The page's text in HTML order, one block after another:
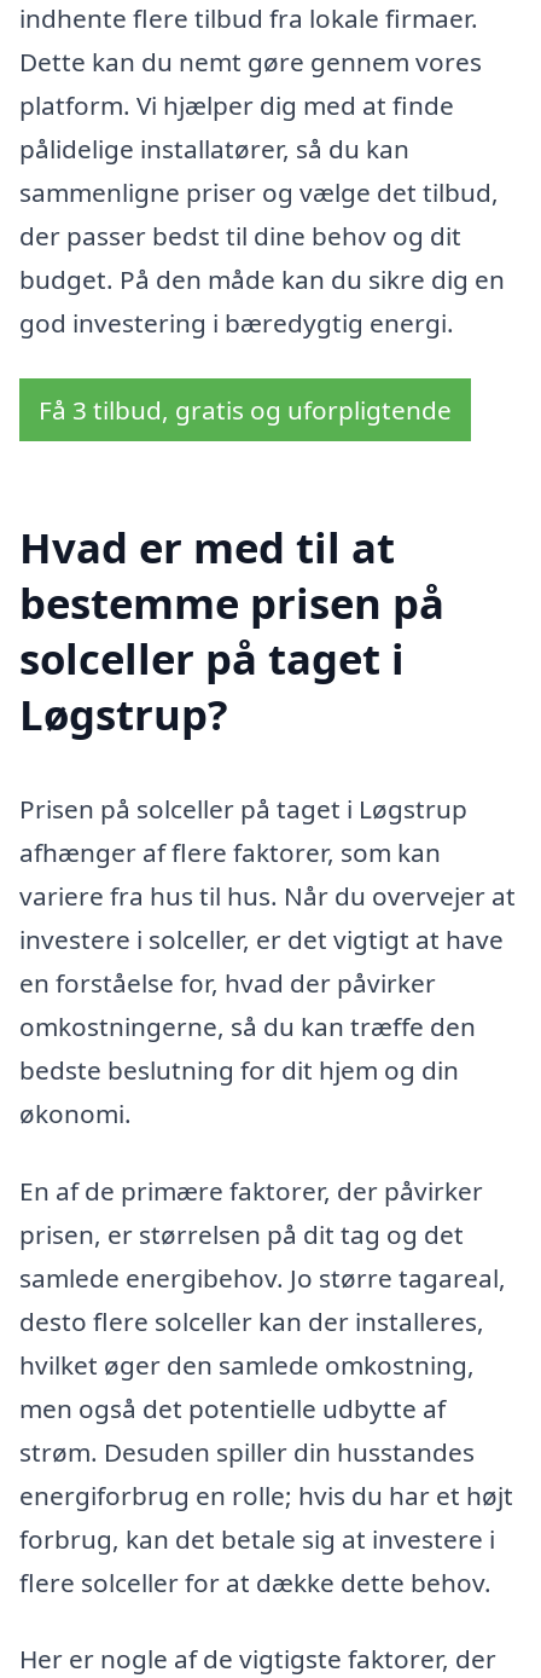
indhente flere tilbud fra lokale firmaer.
Dette kan du nemt gøre gennem vores
platform. Vi hjælper dig med at finde
pålidelige installatører, så du kan
sammenligne priser og vælge det tilbud,
der passer bedst til dine behov og dit
budget. På den måde kan du sikre dig en
god investering i bæredygtig energi.
Få 3 tilbud, gratis og uforpligtende
Hvad er med til at
bestemme prisen på
solceller på taget i
Løgstrup?
Prisen på solceller på taget i Løgstrup
afhænger af flere faktorer, som kan
variere fra hus til hus. Når du overvejer at
investere i solceller, er det vigtigt at have
en forståelse for, hvad der påvirker
omkostningerne, så du kan træffe den
bedste beslutning for dit hjem og din
økonomi.
En af de primære faktorer, der påvirker
prisen, er størrelsen på dit tag og det
samlede energibehov. Jo større tagareal,
desto flere solceller kan der installeres,
hvilket øger den samlede omkostning,
men også det potentielle udbytte af
strøm. Desuden spiller din husstandes
energiforbrug en rolle; hvis du har et højt
forbrug, kan det betale sig at investere i
flere solceller for at dække dette behov.
Her er nogle af de vigtigste faktorer, der